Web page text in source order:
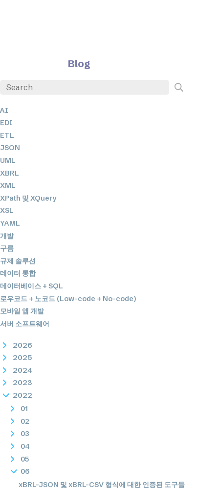
Blog
AI
EDI
ETL
JSON
UML
XBRL
XML
XPath 및 XQuery
XSL
YAML
개발
구름
규제 솔루션
데이터 통합
데이터베이스 + SQL
로우코드 + 노코드 (Low-code + No-code)
모바일 앱 개발
서버 소프트웨어
2026
2025
2024
2023
2022
01
02
03
04
05
06
xBRL-JSON 및 xBRL-CSV 형식에 대한 인증된 도구들